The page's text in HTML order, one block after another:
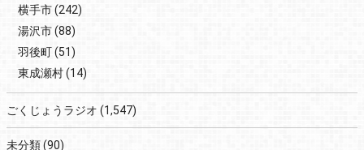
横手市(242)
湯沢市(88)
羽後町(51)
東成瀬村(14)
ごくじょうラジオ (1,547)
未分類(90)